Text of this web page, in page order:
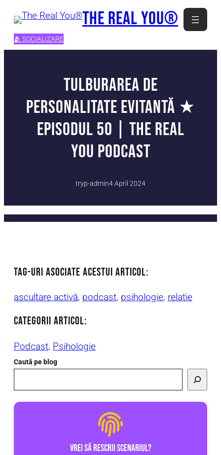
content
The Real You®
🫂 SOCIALIZARE
Tulburarea de
Personalitate Evitantă ★
Episodul 50 | The Real
You Podcast
tryp-admin4 April 2024
TAG-uri asociate acestui articol:
ascultare activă, podcast, psihologie, relatie
CATEGORII ARTICOl:
Podcast, Psihologie
Caută pe blog
Vrei să rescrii scenariul?